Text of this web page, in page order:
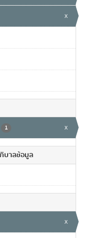
x
1 x
บาลข้อมูล
x